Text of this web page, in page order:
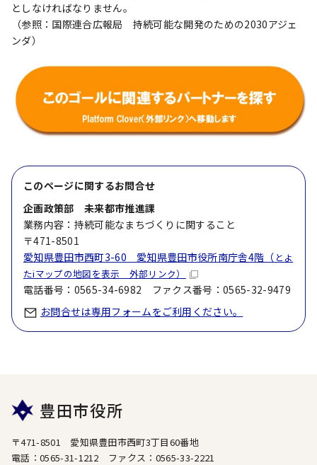
としなければなりません。
（参照：国際連合広報局 持続可能な開発のための2030アジェ
ンダ）
このページに関するお問合せ
企画政策部 未来都市推進課
業務内容：持続可能なまちづくりに関すること
〒471-8501
愛知県豊田市西町3-60 愛知県豊田市役所南庁舎4階（ とよ
たiマップの地図を表示 外部リンク）
電話番号：0565-34-6982 ファクス番号：0565-32-9479
お問合せは専用フォームをご利用ください。
豊田市役所
〒471-8501 愛知県豊田市西町3丁目60番地
電話：0565-31-1212 ファクス：0565-33-2221